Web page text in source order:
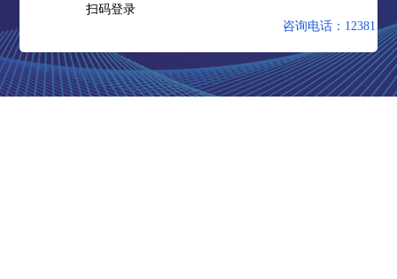
扫码登录
咨询电话：12381